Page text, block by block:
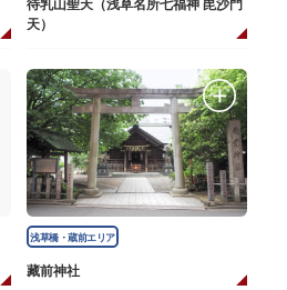
待乳山聖天（浅草名所七福神 毘沙門
天）
浅草橋・蔵前エリア
藏前神社